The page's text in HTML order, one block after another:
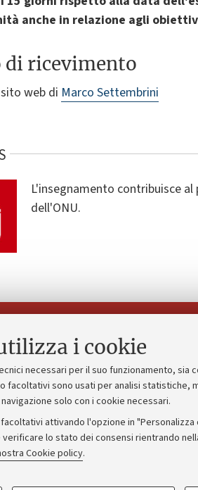
i cookie
necessari per il suo funzionamento,
facoltativi sono usati per analisi
solo con i cookie necessari.
attivando l'opzione in
lo stato dei consensi rientrando
Cookie policy.
anche in relazione agli
di ricevimento
web di Marco Settembrini
L'insegnamento contribuisce
dell'ONU.
Piano strategico
Bilanci
Donazioni e 5x1000
Merchandising - UniboStore